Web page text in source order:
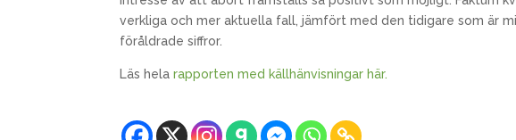
verkliga och mer aktuella fall, jämfört med den tidigare som är
föråldrade siffror.
Läs helarapporten med källhänvisningar här.